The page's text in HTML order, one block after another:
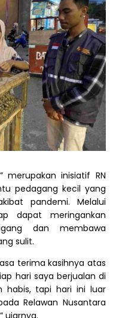
merupakan inisiatif RN
pedagang kecil yang
pandemi. Melalui
dapat meringankan
dan membawa
sulit.
terima kasihnya atas
hari saya berjualan di
habis, tapi hari ini luar
Relawan Nusantara
ujarnya.